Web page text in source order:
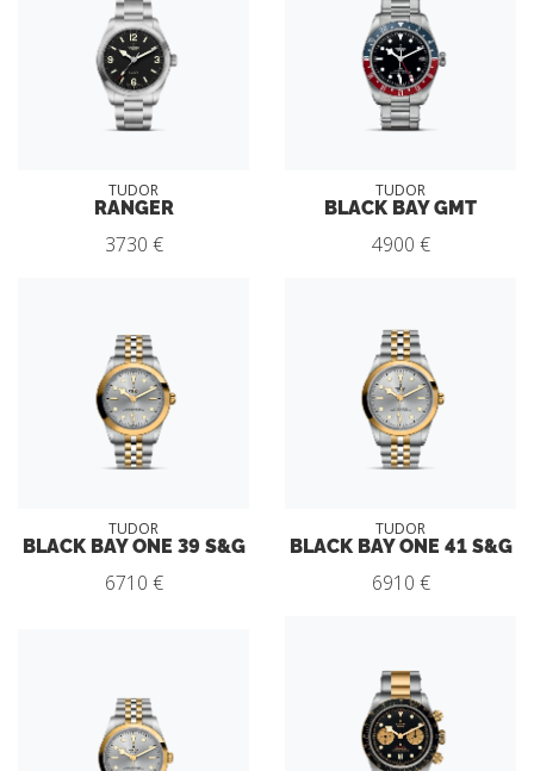
TUDOR
RANGER
3730 €
TUDOR
BLACK BAY GMT
4900 €
TUDOR
BLACK BAY ONE 39 S&G
6710 €
TUDOR
BLACK BAY ONE 41 S&G
6910 €